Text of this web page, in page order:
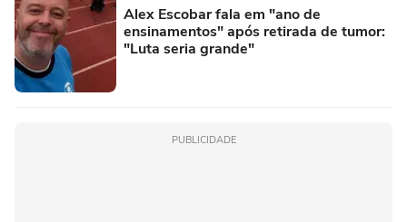
Alex Escobar fala em "ano de
ensinamentos" após retirada de tumor:
"Luta seria grande"
PUBLICIDADE